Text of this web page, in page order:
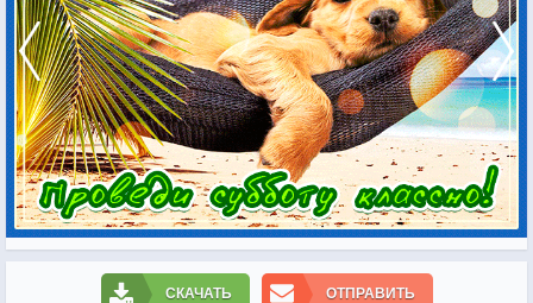
СКАЧАТЬ ОТПРАВИТЬ